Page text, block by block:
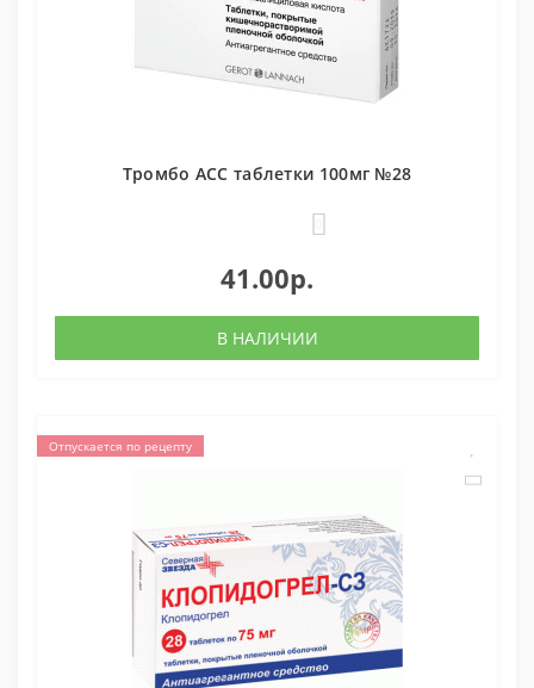
Тромбо АСС таблетки 100мг №28
41.00р.
В НАЛИЧИИ
Отпускается по рецепту